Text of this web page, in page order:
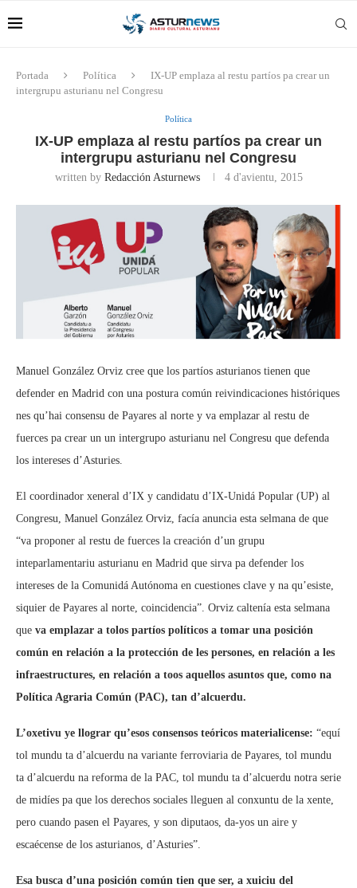
Portada Política
IX-UP emplaza al restu partíos pa crear un
intergrupu asturianu nel Congresu
Política
IX-UP emplaza al restu partíos pa crear un
intergrupu asturianu nel Congresu
written by Redacción Asturnews 4 d'avientu, 2015
Manuel González Orviz cree que los partíos asturianos tienen que
defender en Madrid con una postura común reivindicaciones históriques
nes qu’hai consensu de Payares al norte y va emplazar al restu de
fuerces pa crear un un intergrupo asturianu nel Congresu que defenda
los intereses d’Asturies.
El coordinador xeneral d’IX y candidatu d’IX-Unidá Popular (UP) al
Congresu, Manuel González Orviz, facía anuncia esta selmana de que
“va proponer al restu de fuerces la creación d’un grupu
inteparlamentariu asturianu en Madrid que sirva pa defender los
intereses de la Comunidá Autónoma en cuestiones clave y na qu’esiste,
siquier de Payares al norte, coincidencia”. Orviz caltenía esta selmana
que va emplazar a tolos partíos políticos a tomar una posición
común en relación a la protección de les persones, en relación a les
infraestructures, en relación a toos aquellos asuntos que, como na
Política Agraria Común (PAC), tan d’alcuerdu.
L’oxetivu ye llograr qu’esos consensos teóricos materialicense: “equí
tol mundu ta d’alcuerdu na variante ferroviaria de Payares, tol mundu
ta d’alcuerdu na reforma de la PAC, tol mundu ta d’alcuerdu notra serie
de midíes pa que los derechos sociales lleguen al conxuntu de la xente,
pero cuando pasen el Payares, y son diputaos, da-yos un aire y
escaécense de los asturianos, d’Asturies”.
Esa busca d’una posición común tien que ser, a xuiciu del